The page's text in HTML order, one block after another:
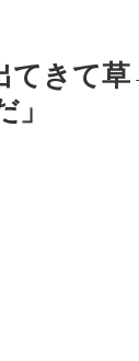
てきて